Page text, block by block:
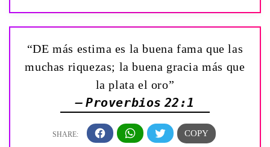
“DE más estima es la buena fama que las
muchas riquezas; la buena gracia más que
la plata el oro”
— Proverbios 22:1